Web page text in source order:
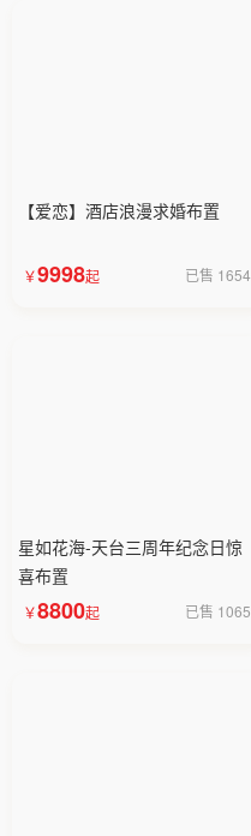
【爱恋】酒店浪漫求婚布置
9998 已售 1654
星如花海-天台三周年纪念日惊
喜布置
8800 已售 1065